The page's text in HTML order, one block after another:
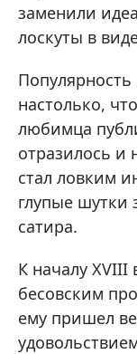
заменили
лоскуты в
Популярность
настолько,
любимца
отразилось и
стал ловким
глупые шутки
сатира.
К началу
бесовским
ему пришел